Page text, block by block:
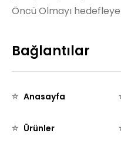
Öncü Olmayı
Bağlantılar
Anasayfa
Ürünler